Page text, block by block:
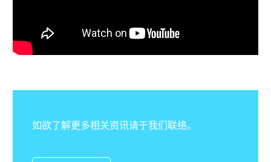
如欲了解更多相关资讯请于我们联络。